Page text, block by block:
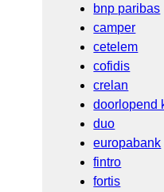
bnp paribas
camper
cetelem
cofidis
crelan
doorlopend
duo
europabank
fintro
fortis